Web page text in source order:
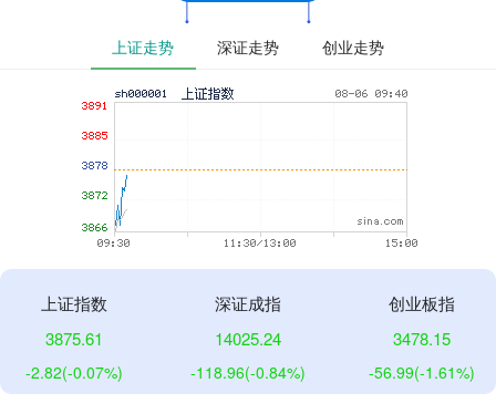
上证走势 深证走势 创业走势
上证指数
3875.61
-2.82(-0.07%)
深证成指
14025.24
-118.96(-0.84%)
创业板指
3478.15
-56.99(-1.61%)